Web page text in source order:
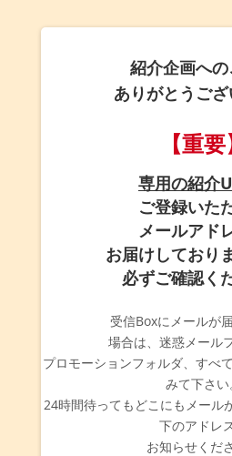
紹介企画へ
ありがとうござ
【重要
専用の紹介
ご登録いた
メールアド
お届けしており
必ずご確認く
受信Boxにメールが
場合は、迷惑メール
プロモーションフォルダ、すべ
みて下さい
24時間待ってもどこにもメール
下のアドレ
お知らせくだ